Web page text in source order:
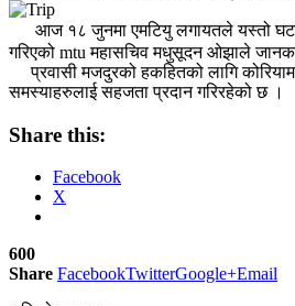
आज १८ जुनमा एमटियु लगायतले यस्तो घटना
गरिएको mtu महासचिव मधुसूदन ओझाले
प्रवासी मजदुरको हकहितको लागि
समस्याहरुलाई सहजता प्रदान गरिरहेको छ ।
Share this:
Facebook
X
600
Share FacebookTwitterGoogle+Email